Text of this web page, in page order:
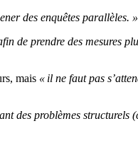
des enquêtes parallèles. »
de prendre des mesures
mais « il ne faut pas
des problèmes structurels